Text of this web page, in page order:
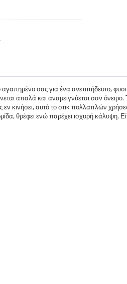
σας για ένα ανεπιτήδευτο,
απαλά και αναμειγνύεται σαν όνειρο.
εν κινήσει, αυτό το στικ πολλαπλών
θρέφει ενώ παρέχει ισχυρή κάλυψη.